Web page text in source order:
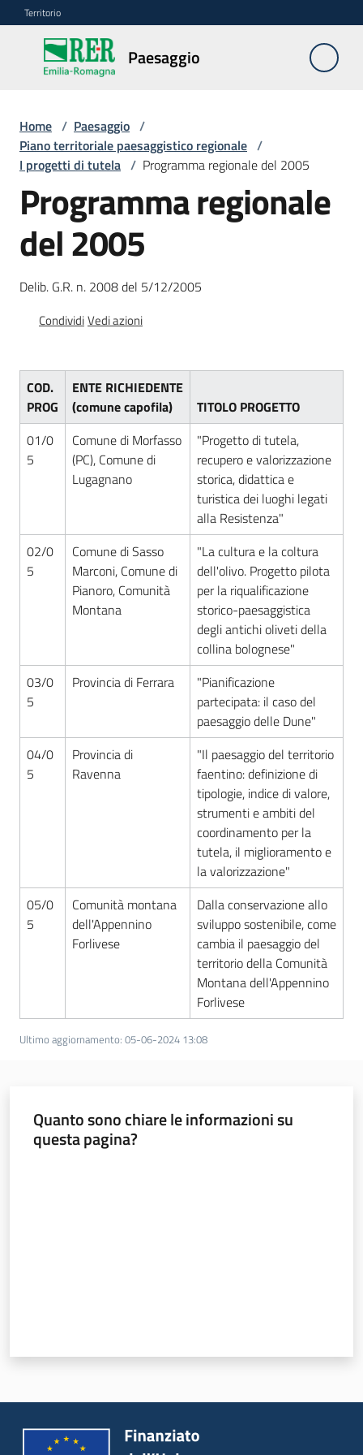
Vai al contenuto
Vai alla navigazione
Vai al footer
Territorio
Paesaggio
Paesaggio
Piano
paesaggistico
regionale
Menu selezionato
paesaggistici
Autorizzazioni
Norme
atti
su
Territorio
Leggi Atti Bandi
Home / Paesaggio /
Piano territoriale paesaggistico regionale /
I progetti di tutela / Programma regionale del 2005
Programma regionale
del 2005
Delib. G.R. n. 2008 del 5/12/2005
CondividiVedi azioni
COD.
PROG
ENTE RICHIEDENTE
(comune capofila)
TITOLO PROGETTO
01/0
5
Comune di Morfasso
(PC), Comune di
Lugagnano
"Progetto di tutela,
recupero e valorizzazione
storica, didattica e
turistica dei luoghi legati
alla Resistenza"
02/0
5
Comune di Sasso
Marconi, Comune di
Pianoro, Comunità
Montana
"La cultura e la coltura
dell'olivo. Progetto pilota
per la riqualificazione
storico-paesaggistica
degli antichi oliveti della
collina bolognese"
03/0
5
Provincia di Ferrara
"Pianificazione
partecipata: il caso del
paesaggio delle Dune"
04/0
5
Provincia di
Ravenna
"Il paesaggio del territorio
faentino: definizione di
tipologie, indice di valore,
strumenti e ambiti del
coordinamento per la
tutela, il miglioramento e
la valorizzazione"
05/0
5
Comunità montana
dell'Appennino
Forlivese
Dalla conservazione allo
sviluppo sostenibile, come
cambia il paesaggio del
territorio della Comunità
Montana dell'Appennino
Forlivese
Ultimo aggiornamento: 05-06-2024 13:08
Quanto sono chiare le informazioni su
questa pagina?